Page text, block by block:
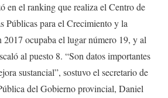
en el ranking que realiza el Centro de
Públicas para el Crecimiento y la
ocupaba el lugar número 19, y al
al puesto 8. “Son datos importantes
sustancial”, sostuvo el secretario de
del Gobierno provincial, Daniel